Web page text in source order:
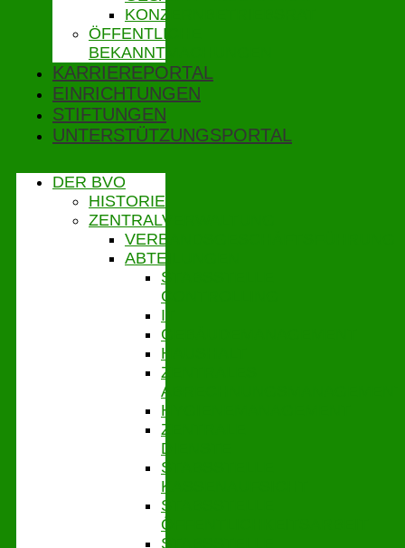
KONZERNBETRIEBSRAT
ÖFFENTLICHE
BEKANNTMACHUNGEN
KARRIEREPORTAL
EINRICHTUNGEN
STIFTUNGEN
UNTERSTÜTZUNGSPORTAL
DER BVO
HISTORIE
ZENTRALVERWALTUNG
VERBANDSGESCHÄFTSFÜHRUNG
ABTEILUNGEN
STABSSTELLE
CONTROLLING
IT
GEBÄUDEMANAGEMENT
HAUSHALT
ZENTRALES
ABRECHNUNGSMANAGEMENT
HYGIENEMANAGEMENT
ZENTRALE
DIENSTE
STABSSTELLE
KASSENAUFSICHT
STABSSTELLE
ÖFFENTLICHKEITSARBEIT
STABSSTELLE